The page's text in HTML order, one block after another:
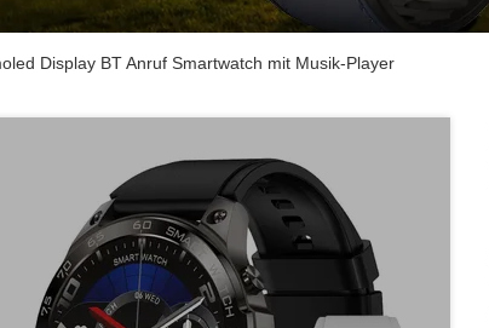
Display BT Anruf Smartwatch mit Musik-Player